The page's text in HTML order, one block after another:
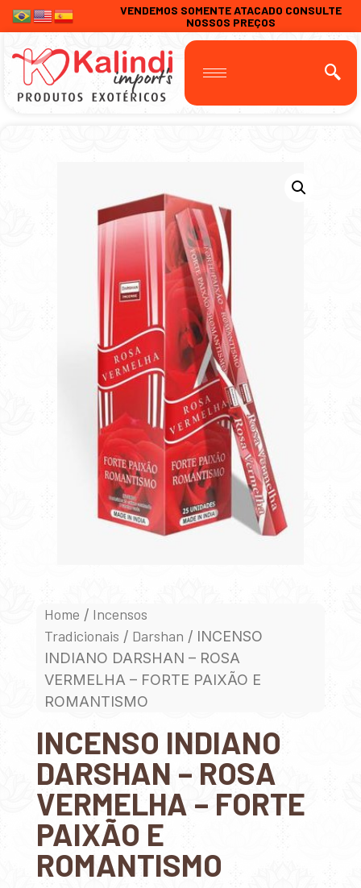
VENDEMOS SOMENTE ATACADO CONSULTE
NOSSOS PREÇOS
Home / Incensos
Tradicionais / Darshan / INCENSO
INDIANO DARSHAN – ROSA
VERMELHA – FORTE PAIXÃO E
ROMANTISMO
INCENSO INDIANO
DARSHAN – ROSA
VERMELHA – FORTE
PAIXÃO E
ROMANTISMO